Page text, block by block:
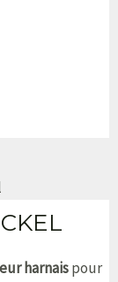
harnaispour